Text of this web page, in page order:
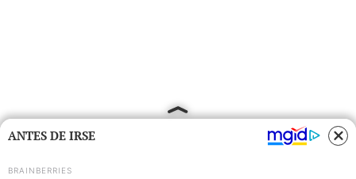
ANTES DE IRSE